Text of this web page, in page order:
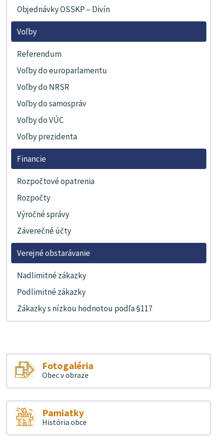
Objednávky OSSKP – Divín
Voľby
Referendum
Voľby do europarlamentu
Voľby do NRSR
Voľby do samospráv
Voľby do VÚC
Voľby prezidenta
Financie
Rozpočtové opatrenia
Rozpočty
Výročné správy
Záverečné účty
Verejné obstarávanie
Nadlimitné zákazky
Podlimitné zákazky
Zákazky s nízkou hodnotou podľa §117
Fotogaléria
Obec v obraze
Pamiatky
História obce